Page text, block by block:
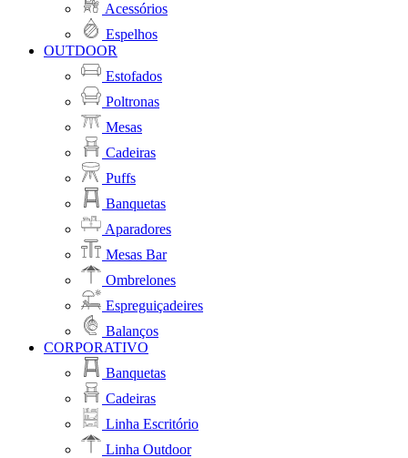
Acessórios
Espelhos
OUTDOOR
Estofados
Poltronas
Mesas
Cadeiras
Puffs
Banquetas
Aparadores
Mesas Bar
Ombrelones
Espreguiçadeires
Balanços
CORPORATIVO
Banquetas
Cadeiras
Linha Escritório
Linha Outdoor